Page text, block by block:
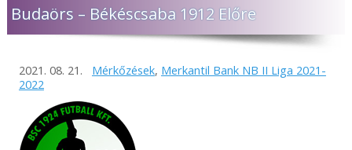
Budaörs – Békéscsaba 1912 Előre
2021. 08. 21. Mérkőzések, Merkantil Bank NB II Liga 2021-
2022